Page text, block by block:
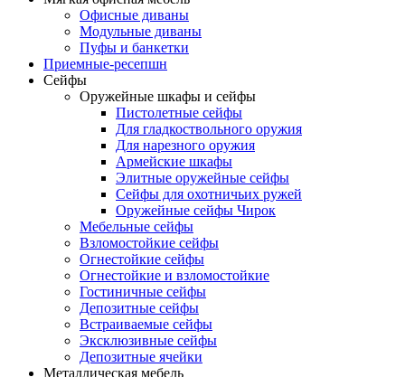
Офисные диваны
Модульные диваны
Пуфы и банкетки
Приемные-ресепшн
Сейфы
Оружейные шкафы и сейфы
Пистолетные сейфы
Для гладкоствольного оружия
Для нарезного оружия
Армейские шкафы
Элитные оружейные сейфы
Сейфы для охотничьих ружей
Оружейные сейфы Чирок
Мебельные сейфы
Взломостойкие сейфы
Огнестойкие сейфы
Огнестойкие и взломостойкие
Гостиничные сейфы
Депозитные сейфы
Встраиваемые сейфы
Эксклюзивные сейфы
Депозитные ячейки
Металлическая мебель